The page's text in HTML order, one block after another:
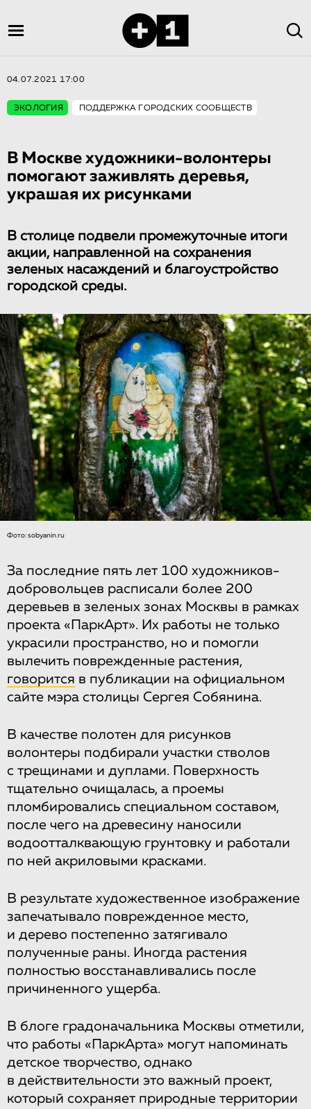
04.07.2021 17:00
ЭКОЛОГИЯ ПОДДЕРЖКА ГОРОДСКИХ СООБЩЕСТВ
В Москве художники-волонтеры
помогают заживлять деревья,
украшая их рисунками
В столице подвели промежуточные итоги
акции, направленной на сохранения
зеленых насаждений и благоустройство
городской среды.
Фото: sobyanin.ru
За последние пять лет 100 художников-
добровольцев расписали более 200
деревьев в зеленых зонах Москвы в рамках
проекта «ПаркАрт». Их работы не только
украсили пространство, но и помогли
вылечить поврежденные растения,
говорится в публикации на официальном
сайте мэра столицы Сергея Собянина.
В качестве полотен для рисунков
волонтеры подбирали участки стволов
с трещинами и дуплами. Поверхность
тщательно очищалась, а проемы
пломбировались специальном составом,
после чего на древесину наносили
водоотталквающую грунтовку и работали
по ней акриловыми красками.
В результате художественное изображение
запечатывало поврежденное место,
и дерево постепенно затягивало
полученные раны. Иногда растения
полностью восстанавливались после
причиненного ущерба.
В блоге градоначальника Москвы отметили,
что работы «ПаркАрта» могут напоминать
детское творчество, однако
в действительности это важный проект,
который сохраняет природные территории